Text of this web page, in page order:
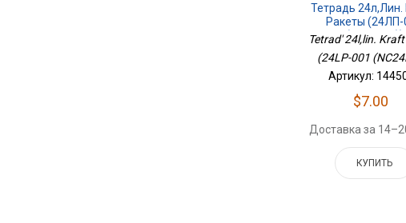
Тетрадь
Ракеты (24ЛП-
(NC24L01))
Tetrad' 24l,lin.
(24LP-001
Артикул:
$7.00
Доставка за
КУПИТЬ